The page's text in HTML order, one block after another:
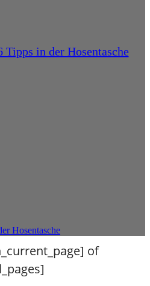
in der Hosentasche
Hosentasche
of